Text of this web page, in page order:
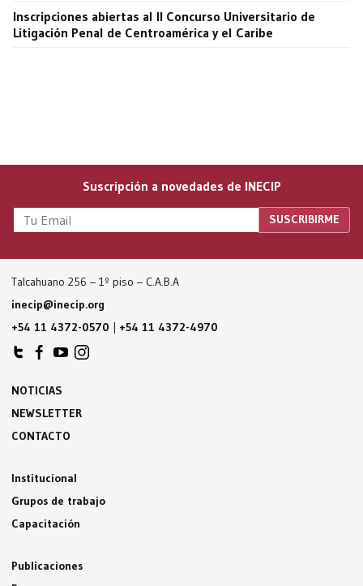
Inscripciones abiertas al II Concurso Universitario de
Litigación Penal de Centroamérica y el Caribe
Suscripción a novedades de INECIP
Talcahuano 256 – 1º piso – C.A.B.A
inecip@inecip.org
+54 11 4372-0570 | +54 11 4372-4970
NOTICIAS
NEWSLETTER
CONTACTO
Institucional
Grupos de trabajo
Capacitación
Publicaciones